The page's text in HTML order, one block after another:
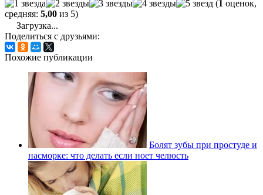
(1 оценок,
средняя: 5,00 из 5)
Загрузка...
Поделиться с друзьями:
Похожие публикации
Болят зубы при простуде и
насморке: что делать если ноет челюсть